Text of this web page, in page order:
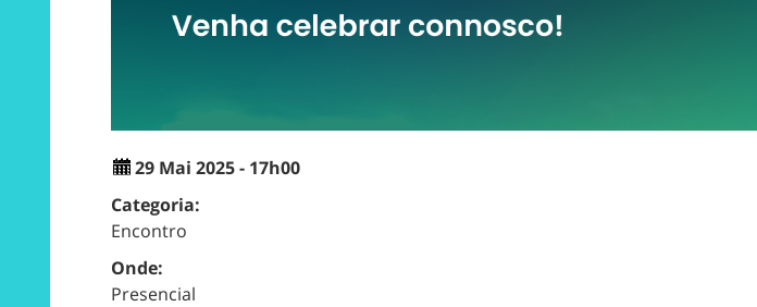
29 Mai 2025 - 17h00
Categoria:
Encontro
Onde:
Presencial